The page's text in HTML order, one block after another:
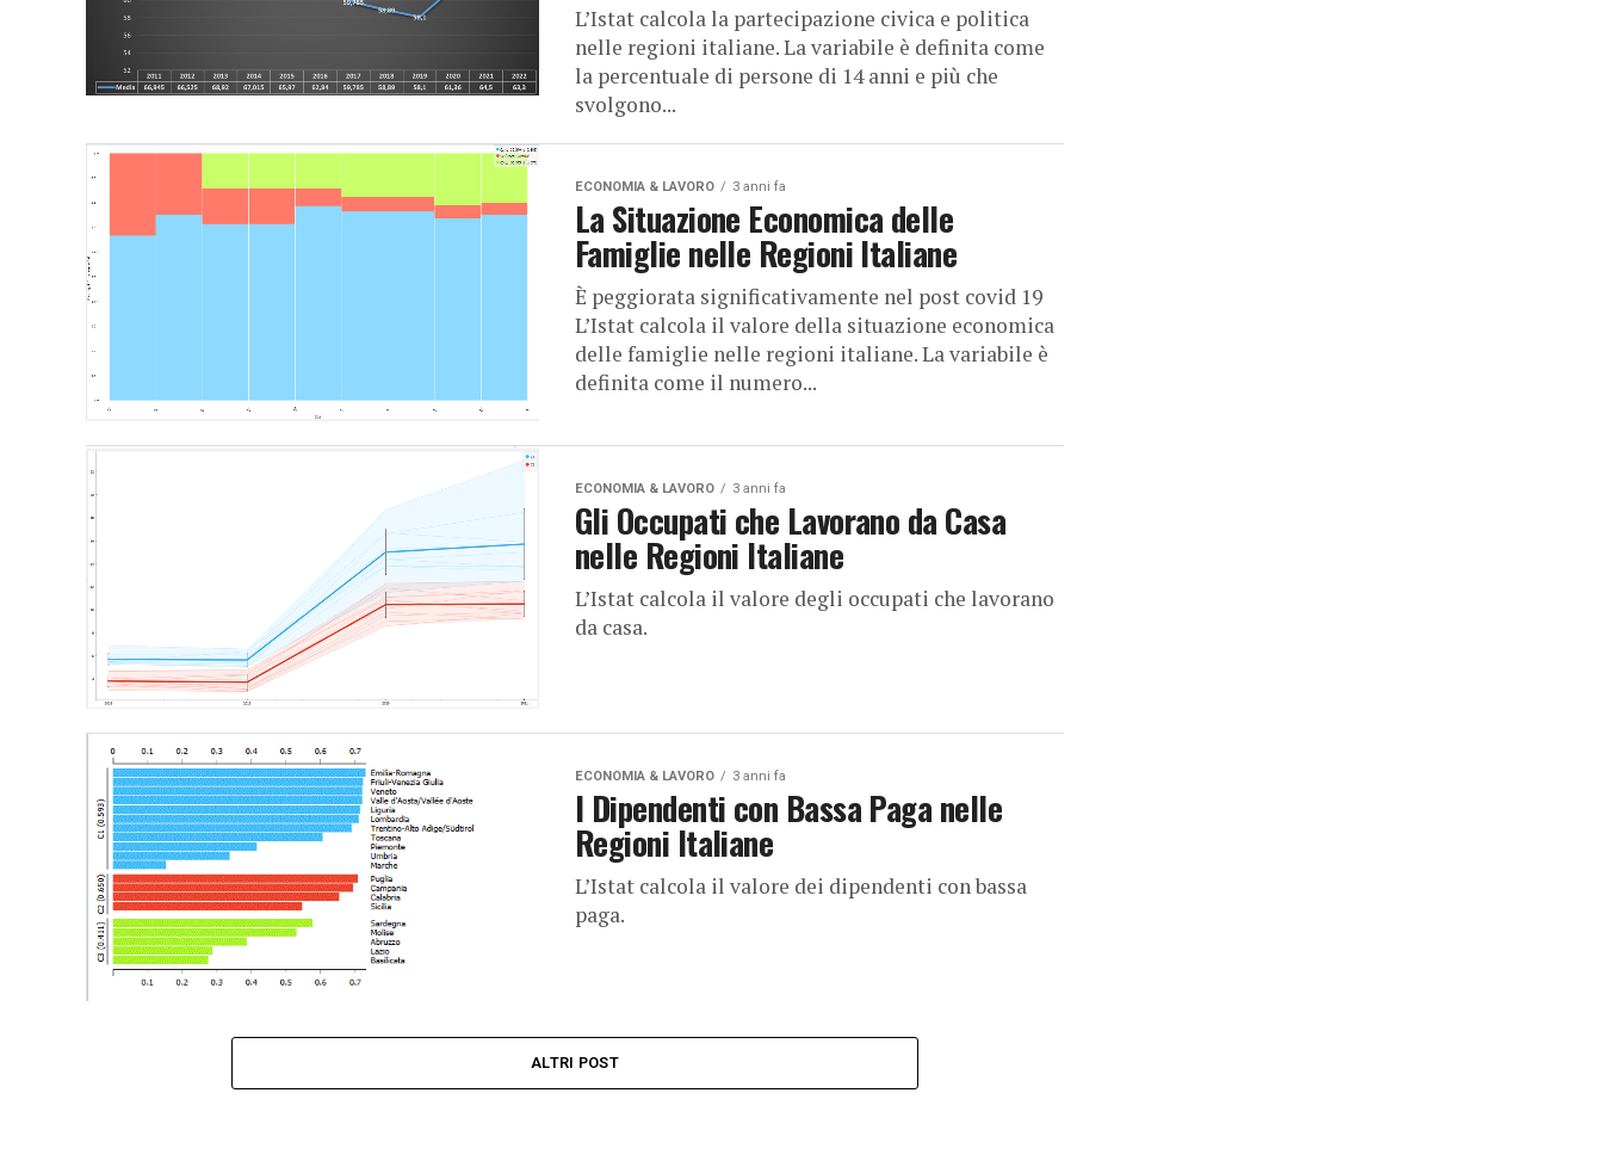
L’Istat calcola la partecipazione civica e politica
nelle regioni italiane. La variabile è definita come
la percentuale di persone di 14 anni e più che
svolgono...
ECONOMIA & LAVORO 3 anni fa
La Situazione Economica delle
Famiglie nelle Regioni Italiane
È peggiorata significativamente nel post covid 19
L’Istat calcola il valore della situazione economica
delle famiglie nelle regioni italiane. La variabile è
definita come il numero...
ECONOMIA & LAVORO 3 anni fa
Gli Occupati che Lavorano da Casa
nelle Regioni Italiane
L’Istat calcola il valore degli occupati che lavorano
da casa.
ECONOMIA & LAVORO 3 anni fa
I Dipendenti con Bassa Paga nelle
Regioni Italiane
L’Istat calcola il valore dei dipendenti con bassa
paga.
ALTRI POST